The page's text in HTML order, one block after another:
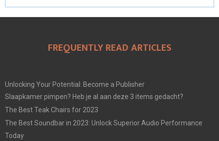
FREQUENTLY READ ARTICLES
Unlocking Your Potential: Become a Publisher
Slaapkamer pimpen? Heb je al aan deze 3 items gedacht?
The Best Teak Chairs for 2023
The Best Soundbar in 2023: Unlock Superior Audio Performance
Today